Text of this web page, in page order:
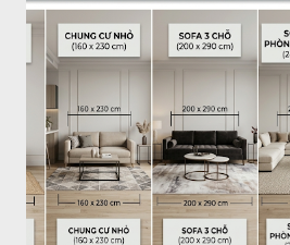
sàn ở TPHCM - Hà Nội Giới thiệu
của Thảm Đẹp. Thảm Đẹp Sài Gòn
Thổ Nhĩ Kỳ với kho hàng - cửa hàng
Nội. Với hơn ngàn mẫu thảm trang
ngủ... Kích thước, tiêu chuẩn của
được đặt hàng theo yêu cầu của
tiếp về Việt Nam. Vì vậy bạn có thể
mẫu...